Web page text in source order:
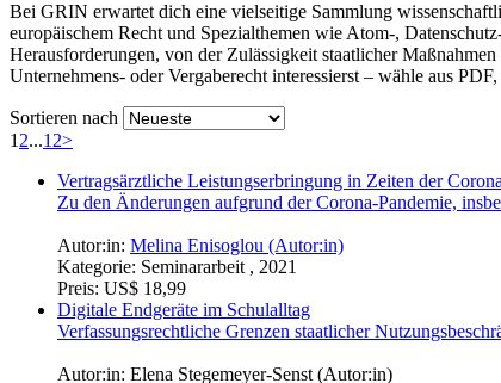
Bei GRIN erwartet dich eine vielseitige Sammlung
europäischem Recht und Spezialthemen wie Atom-,
Herausforderungen, von der Zulässigkeit staatlicher
Unternehmens- oder Vergaberecht interessierst – wähle aus
Sortieren nach
1 2...12>
Vertragsärztliche Leistungserbringung in Zeiten der
Zu den Änderungen aufgrund der Corona-Pandemie,
Autor:in: Melina Enisoglou (Autor:in)
Kategorie: Seminararbeit , 2021
Preis: US$ 18,99
Digitale Endgeräte im Schulalltag
Verfassungsrechtliche Grenzen staatlicher
Autor:in: Elena Stegemeyer-Senst (Autor:in)